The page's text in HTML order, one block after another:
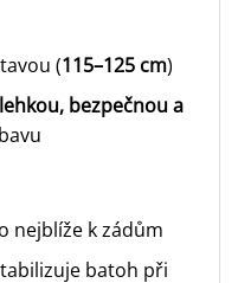
(115–125 cm)
lehkou, bezpečnou a
nejblíže k zádům
batoh při